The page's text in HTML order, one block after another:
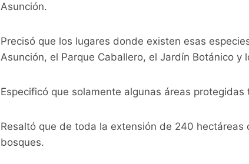
Asunción.
Precisó que los lugares donde existen esas
Asunción, el Parque Caballero, el Jardín Botánico y
Especificó que solamente algunas áreas
Resaltó que de toda la extensión de 240 hectáreas
bosques.